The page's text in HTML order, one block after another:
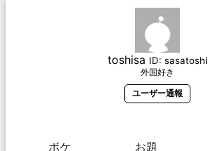
toshisa ID: sasatoshi
外国好き
ユーザー通報
ボケ
お題